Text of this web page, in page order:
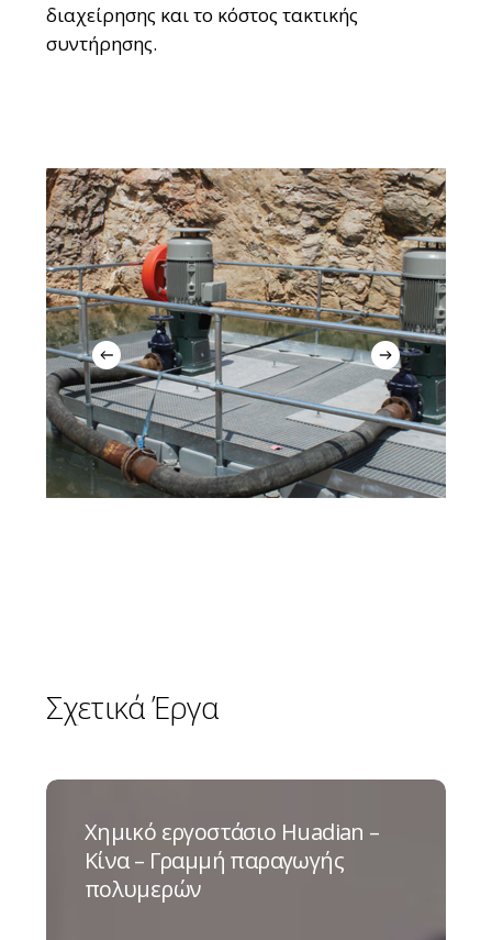
διαχείρησης και το κόστος τακτικής
συντήρησης.
ΣχετικάΈργα
Χημικό
εργοστάσιο
Huadian
Χημικό εργοστάσιο Huadian –
Κίνα – Γραμμή παραγωγής
πολυμερών